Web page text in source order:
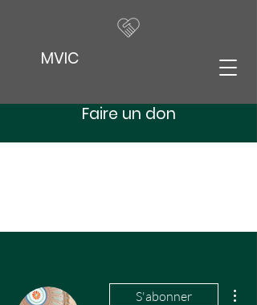
MVIC
Faire un don
S'abonner